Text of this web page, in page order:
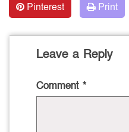
Pinterest
Print
Leave a Reply
Comment *